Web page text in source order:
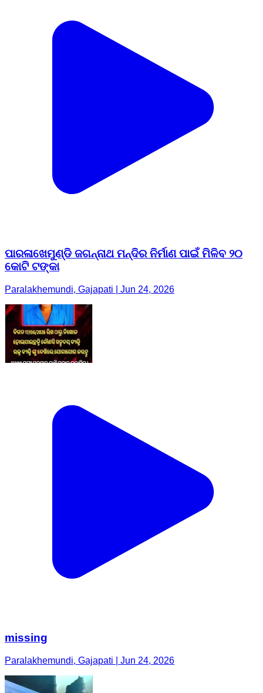
ପାରଳାଖେମୁଣ୍ଡି ଜଗନ୍ନାଥ ମନ୍ଦିର ନିର୍ମାଣ ପାଇଁ ମିଳିବ ୨୦
କୋଟି ଟଙ୍କା
Paralakhemundi, Gajapati | Jun 24, 2026
missing
Paralakhemundi, Gajapati | Jun 24, 2026